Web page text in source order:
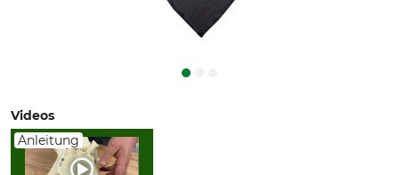
Videos
Anleitung